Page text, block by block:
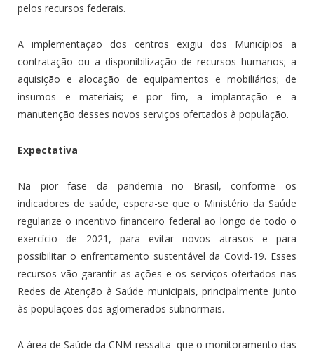
pelos recursos federais.
A implementação dos centros exigiu dos Municípios a
contratação ou a disponibilização de recursos humanos; a
aquisição e alocação de equipamentos e mobiliários; de
insumos e materiais; e por fim, a implantação e a
manutenção desses novos serviços ofertados à população.
Expectativa
Na pior fase da pandemia no Brasil, conforme os
indicadores de saúde, espera-se que o Ministério da Saúde
regularize o incentivo financeiro federal ao longo de todo o
exercício de 2021, para evitar novos atrasos e para
possibilitar o enfrentamento sustentável da Covid-19. Esses
recursos vão garantir as ações e os serviços ofertados nas
Redes de Atenção à Saúde municipais, principalmente junto
às populações dos aglomerados subnormais.
A área de Saúde da CNM ressalta que o monitoramento das